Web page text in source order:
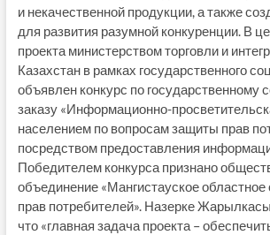
и некачественной продукции, а также
для развития разумной конкуренции. В
проекта министерством торговли и
Казахстан в рамках государственного
объявлен конкурс по государственному
заказу «Информационно-
населением по вопросам защиты прав
посредством предоставления
Победителем конкурса признано
объединение «Мангистауское
прав потребителей». Назерке
что «главная задача проекта –